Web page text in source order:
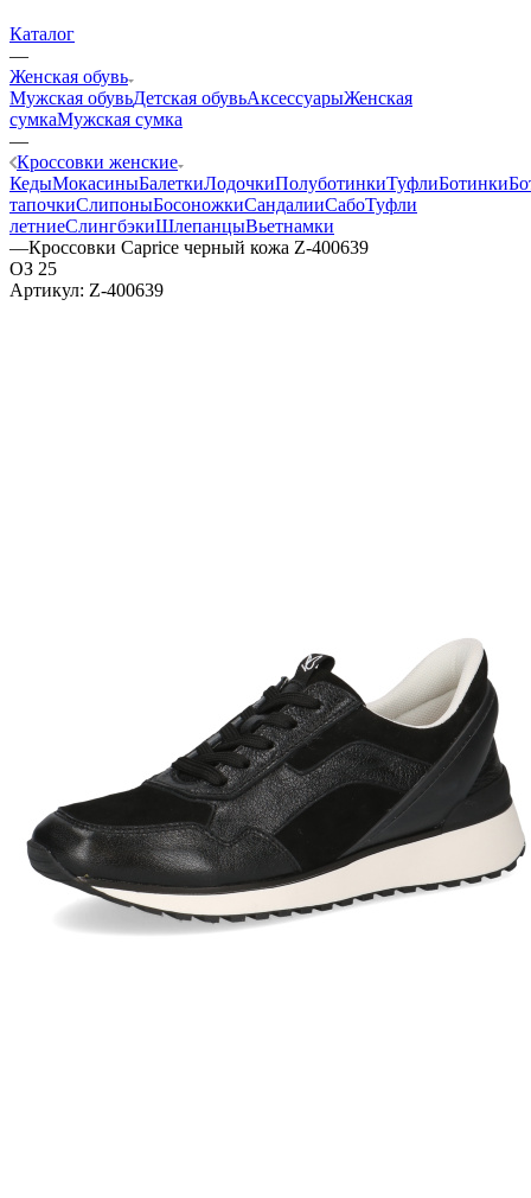
Каталог
—
Женская обувь
Мужская обувьДетская обувьАксессуарыЖенская
сумкаМужская сумка
—
Кроссовки женские
КедыМокасиныБалеткиЛодочкиПолуботинкиТуфлиБотинки
тапочкиСлипоныБосоножкиСандалииСабоТуфли
летниеСлингбэкиШлепанцыВьетнамки
—Кроссовки Caprice черный кожа Z-400639
ОЗ 25
Артикул: Z-400639